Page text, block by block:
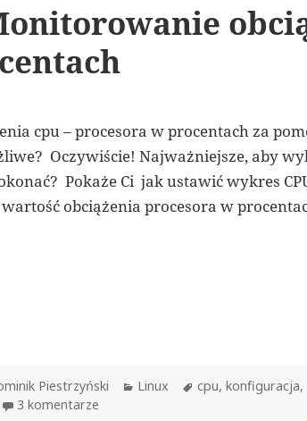
cpu – procesora w procentach za
Oczywiście! Najważniejsze, aby
Pokaże Ci jak ustawić wykres
obciążenia procesora w
obciążenia CPU w procentach
Piestrzyński Kategorie
Linux Tagi
cpu,konfiguracja,
3 komentarzedo Zabbix – Monitorowanie